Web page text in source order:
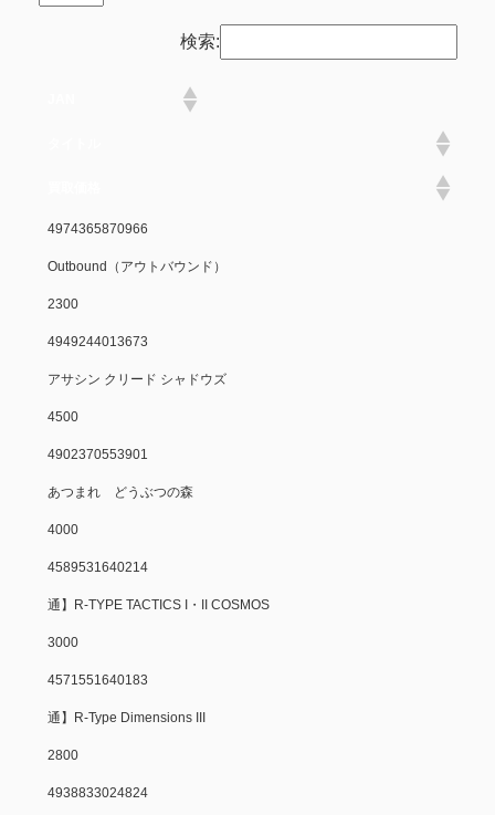
検索:
4974365870966
Outbound（アウトバウンド）
2300
4949244013673
アサシン クリード シャドウズ
4500
4902370553901
あつまれ どうぶつの森
4000
4589531640214
通】R-TYPE TACTICS I・II COSMOS
3000
4571551640183
通】R-Type Dimensions III
2800
4938833024824